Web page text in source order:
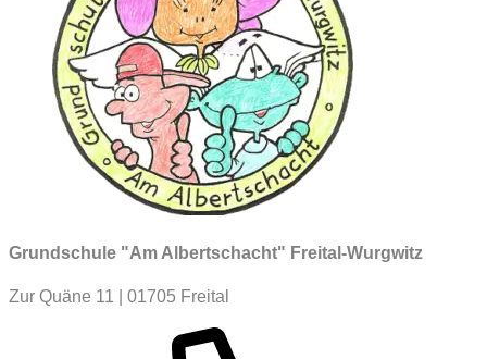
Grundschule "Am Albertschacht" Freital-Wurgwitz
Zur Quäne 11 | 01705 Freital